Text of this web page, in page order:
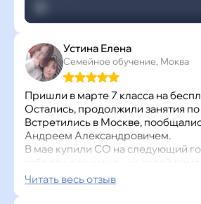
Устина Елена
Семейное обучение, Моква
Пришли в марте 7 класса на
Остались, продолжили занятия
Встретились в Москве,
Андреем Александровичем.
В мае купили СО на следующий
забрали документы из своей
Прислали документы для
Читать весь отзыв